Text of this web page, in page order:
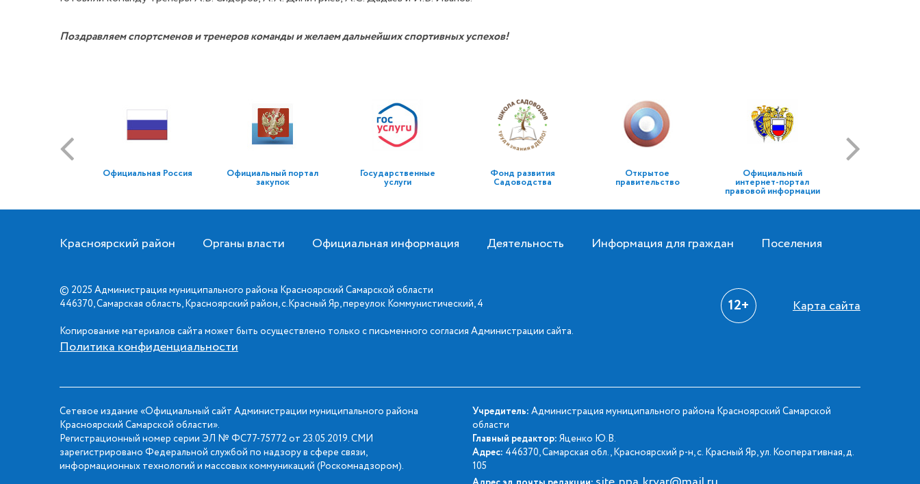
Поздравляем спортсменов и тренеров команды и желаем дальнейших спортивных успехов!
Официальная Россия Официальный портал
закупок
Государственные
услуги
Фонд развития
Садоводства
Открытое
правительство
Официальный
интернет-портал
правовой информации
Красноярский район Органы власти Официальная информация Деятельность Информация для граждан Поселения
© 2025 Администрация муниципального района Красноярский Самарской области
446370, Самарская область, Красноярский район, с.Красный Яр, переулок Коммунистический, 4
Копирование материалов сайта может быть осуществлено только с письменного согласия Администрации сайта.
Политика конфиденциальности
12+ Карта сайта
Сетевое издание «Официальный сайт Администрации муниципального района
Красноярский Самарской области».
Регистрационный номер серии ЭЛ № ФС77-75772 от 23.05.2019. СМИ
зарегистрировано Федеральной службой по надзору в сфере связи,
информационных технологий и массовых коммуникаций (Роскомнадзором).
Учредитель: Администрация муниципального района Красноярский Самарской
области
Главный редактор: Яценко Ю.В.
Адрес: 446370, Самарская обл., Красноярский р-н, с. Красный Яр, ул. Кооперативная, д.
105